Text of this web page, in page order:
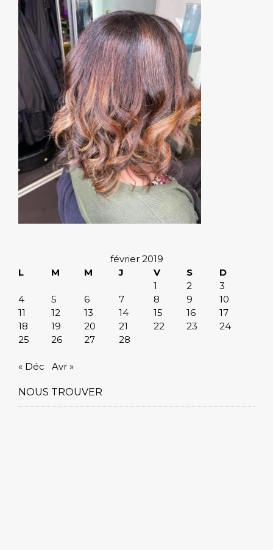
février 2019
L
M M J V S
D
1
2
3
4
5 6 7 8 9
10
11
12 13 14 15 16
17
18
19 20 21 22 23
24
25
26 27 28
« Déc Avr »
NOUS TROUVER